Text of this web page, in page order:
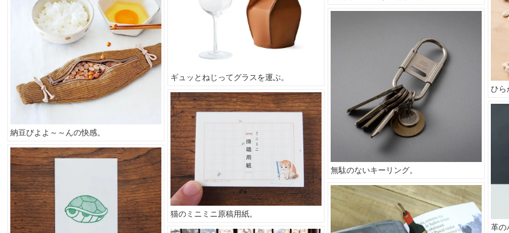
ギュッとねじってグラスを運ぶ。
納豆びよよ～～んの快感。
ひら
無駄のないキーリング。
猫のミニミニ原稿用紙。
革の